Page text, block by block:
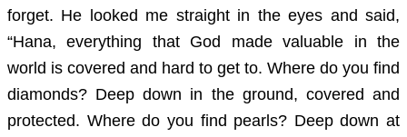
forget. He looked me straight in the eyes and said,
“Hana, everything that God made valuable in the
world is covered and hard to get to. Where do you find
diamonds? Deep down in the ground, covered and
protected. Where do you find pearls? Deep down at